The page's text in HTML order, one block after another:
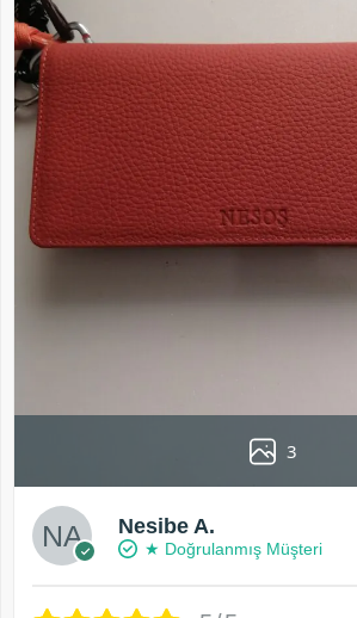
3
Nesibe A.
★ Doğrulanmış Müşteri